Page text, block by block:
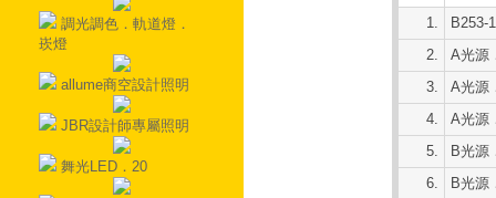
調光調色．軌道燈．
崁燈
allume商空設計照明
JBR設計師專屬照明
舞光LED．20
1.
B253-
2.
A光源
3.
A光源
4.
A光源
5.
B光源
6.
B光源